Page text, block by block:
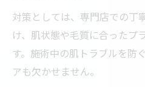
対策としては、専門店での丁
け、肌状態や毛質に合ったプ
す。施術中の肌トラブルを防
アも欠かせません。